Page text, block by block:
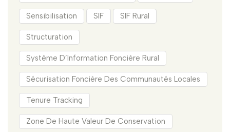
Sensibilisation SIF SIF Rural
Structuration
Système D’Information Foncière Rural
Sécurisation Foncière Des Communautés Locales
Tenure Tracking
Zone De Haute Valeur De Conservation